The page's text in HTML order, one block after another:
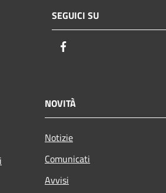
SEGUICI SU
NOVITÀ
Notizie
Comunicati
Avvisi